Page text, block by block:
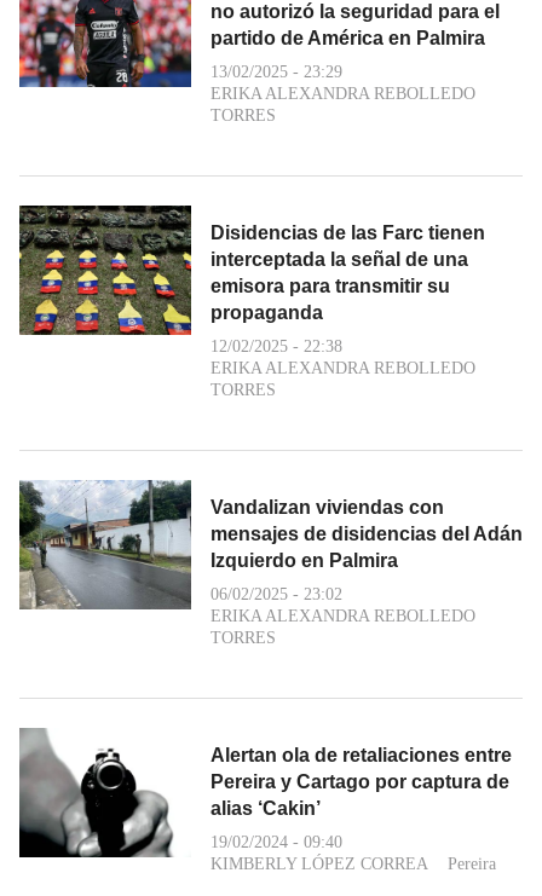
no autorizó la seguridad para el
partido de América en Palmira
13/02/2025 - 23:29
ERIKA ALEXANDRA REBOLLEDO
TORRES
Disidencias de las Farc tienen
interceptada la señal de una
emisora para transmitir su
propaganda
12/02/2025 - 22:38
ERIKA ALEXANDRA REBOLLEDO
TORRES
Vandalizan viviendas con
mensajes de disidencias del Adán
Izquierdo en Palmira
06/02/2025 - 23:02
ERIKA ALEXANDRA REBOLLEDO
TORRES
Alertan ola de retaliaciones entre
Pereira y Cartago por captura de
alias ‘Cakin’
19/02/2024 - 09:40
KIMBERLY LÓPEZ CORREA
Pereira